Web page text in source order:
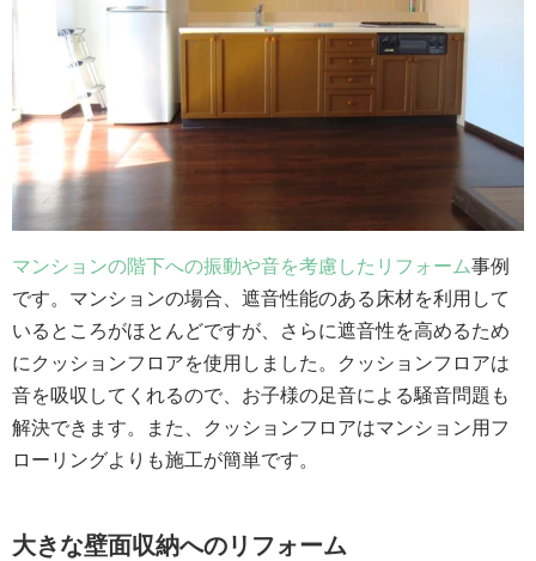
マンションの階下への振動や音を考慮したリフォーム事例
です。マンションの場合、遮音性能のある床材を利用して
いるところがほとんどですが、さらに遮音性を高めるため
にクッションフロアを使用しました。クッションフロアは
音を吸収してくれるので、お子様の足音による騒音問題も
解決できます。また、クッションフロアはマンション用フ
ローリングよりも施工が簡単です。
大きな壁面収納へのリフォーム